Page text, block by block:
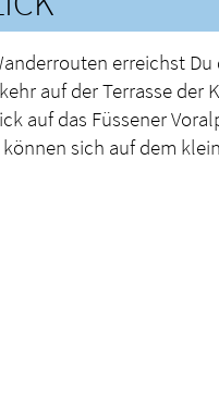
erreichst Du
auf der Terrasse der
auf das Füssener
sich auf dem